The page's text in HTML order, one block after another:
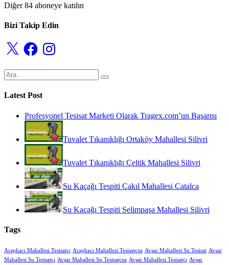
Diğer 84 aboneye katılın
Bizi Takip Edin
X FacebookInstagram
Latest Post
Profesyonel Tesisat Marketi Olarak Tragex.com’un Başarısı
Tuvalet Tıkanıklığı Ortaköy Mahallesi Silivri
Tuvalet Tıkanıklığı Çeltik Mahallesi Silivri
Su Kaçağı Tespiti Çakıl Mahallesi Çatalca
Su Kaçağı Tespiti Selimpaşa Mahallesi Silivri
Tags
Araphacı Mahallesi Tesisatçı Araphacı Mahallesi Tesisatçısı Avşar Mahallesi Su Tesisat Avşar
Mahallesi Su Tesisatçı Avşar Mahallesi Su Tesisatçısı Avşar Mahallesi Tesisatçı Avşar